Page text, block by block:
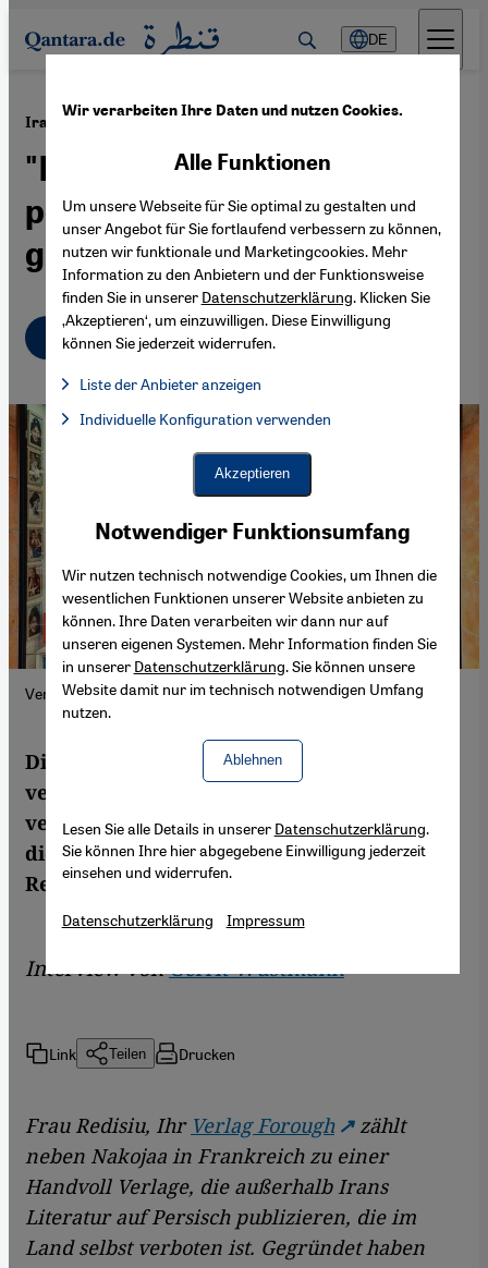
Direkt zum Inhalt springen
DE
Iranische Literatur im Exil 29.01.2023
"Die Nachfrage nach
persischen Büchern ist
groß“
Deutsch English عربي
Verlag und Buchhandlung Forough in Köln; Foto: privat
Die Verlegerin Anahita Redisiu aus Köln
vertreibt persische Bücher, die im Iran
verboten oder zensiert sind. Sie kritisiert
die Zurückhaltung Deutschlands dem
Regime gegenüber.
Interview vonGerrit Wustmann
Link Teilen Drucken
Frau Redisiu, Ihr Verlag Forough
zählt
neben Nakojaa in Frankreich zu einer
Handvoll Verlage, die außerhalb Irans
Literatur auf Persisch publizieren, die im
Land selbst verboten ist. Gegründet haben
Wir verarbeiten Ihre Daten und nutzen Cookies.
Notwendiger Funktionsumfang
Wir nutzen technisch notwendige Cookies, um Ihnen die
wesentlichen Funktionen unserer Website anbieten zu
können. Ihre Daten verarbeiten wir dann nur auf
unseren eigenen Systemen. Mehr Information finden Sie
in unserer Datenschutzerklärung. Sie können unsere
Website damit nur im technisch notwendigen Umfang
nutzen.
Ablehnen
Alle Funktionen
Um unsere Webseite für Sie optimal zu gestalten und
unser Angebot für Sie fortlaufend verbessern zu können,
nutzen wir funktionale und Marketingcookies. Mehr
Information zu den Anbietern und der Funktionsweise
finden Sie in unserer Datenschutzerklärung. Klicken Sie
‚Akzeptieren‘, um einzuwilligen. Diese Einwilligung
können Sie jederzeit widerrufen.
Liste der Anbieter anzeigen
Facebook Embed / Facebook Connect, Google Maps Embed,
Facebook Embed / Facebook Connect
Google Maps Embed
Individuelle Konfiguration verwenden
Akzeptieren
Lesen Sie alle Details in unserer Datenschutzerklärung.
Sie können Ihre hier abgegebene Einwilligung jederzeit
einsehen und widerrufen.
Datenschutzerklärung Impressum